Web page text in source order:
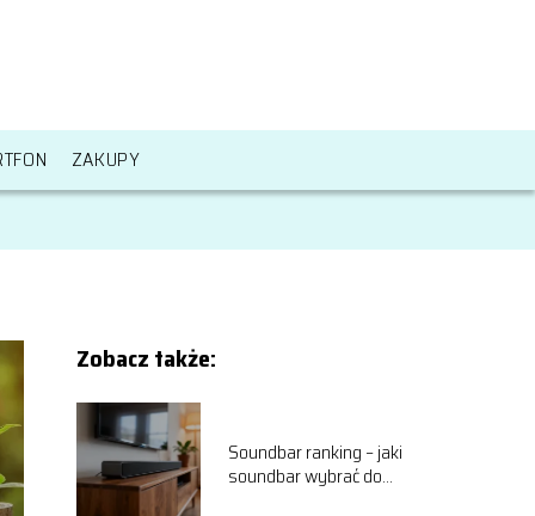
ZAKUPY
Zobacz także:
Soundbar ranking – jaki
soundbar wybrać do